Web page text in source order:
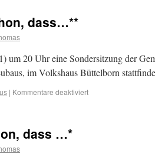
dass…**
um 20 Uhr eine Sondersitzung der
im Volkshaus Büttelborn
| Kommentare deaktiviert
dass …*